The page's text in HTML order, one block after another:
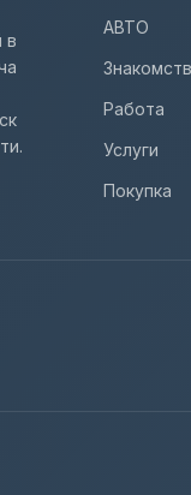
в
АВТО
Работа
Услуги
Покупка